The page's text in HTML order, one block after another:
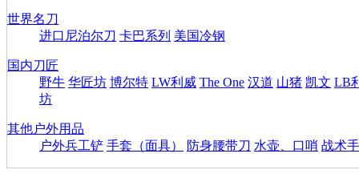
世界名刀
进口尼泊尔刀 卡巴系列 美国冷钢
国内刀匠
野牛 华匠坊 博尔特 LW利威 The One 汉道 山猪 凯文 LB
坊
其他户外用品
户外兵工铲 手套（面具） 防身腰带刀 水壶、口哨 战术